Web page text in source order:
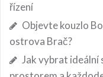
řízení
Objevte kouzlo
ostrova Brač?
Jak vybrat ideální